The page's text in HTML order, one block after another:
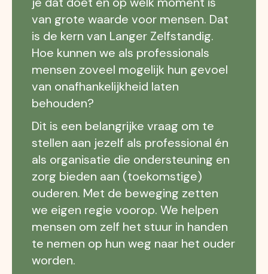
van grote waarde voor mensen. Dat
is de kern van Langer Zelfstandig.
Hoe kunnen we als professionals
mensen zoveel mogelijk hun gevoel
van onafhankelijkheid laten
behouden?
Dit is een belangrijke vraag om te
stellen aan jezelf als professional én
als organisatie die ondersteuning en
zorg bieden aan (toekomstige)
ouderen. Met de beweging zetten
we eigen regie voorop. We helpen
mensen om zelf het stuur in handen
te nemen op hun weg naar het ouder
worden.